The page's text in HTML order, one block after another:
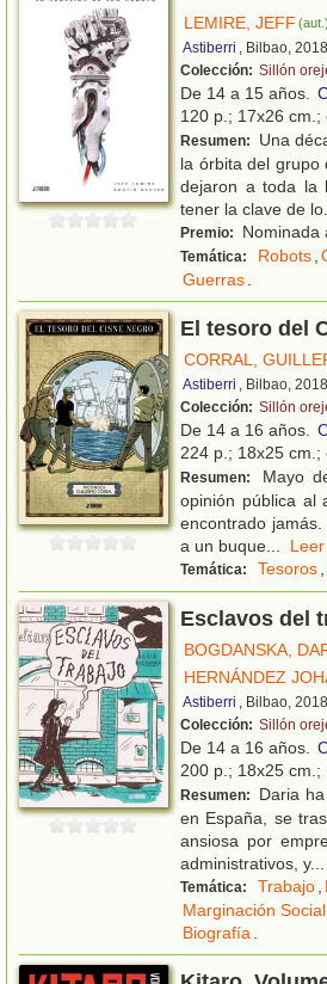
LEMIRE, JEFF (aut.)
Astiberri , Bilbao, 2018
Colección: Sillón
De 14 a 15 años.
120 p.; 17x26 cm.;
Resumen:
Una
la órbita del grupo
dejaron a toda la
tener la clave de lo
Premio: Nominada
Temática: Robots,
Guerras.
El tesoro del
CORRAL,
Astiberri , Bilbao, 2018
Colección: Sillón
De 14 a 16 años.
224 p.; 18x25 cm.;
Resumen:
Mayo
opinión pública al
encontrado
a un buque...
Temática: Tesoros,
Esclavos del
BOGDANSKA,
HERNÁNDEZ
Astiberri , Bilbao, 2018
Colección: Sillón
De 14 a 16 años.
200 p.; 18x25 cm.;
Resumen:
Daria
en España, se
ansiosa por
administrativos, y...
Temática: Trabajo,
Marginación Social
Biografía.